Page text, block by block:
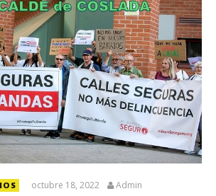
octubre 18, 2022 Admin